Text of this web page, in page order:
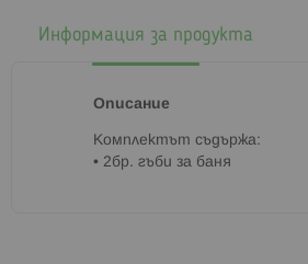
Информация за продукта
Описание
Комплектът съдържа:
• 2бр. гъби за баня